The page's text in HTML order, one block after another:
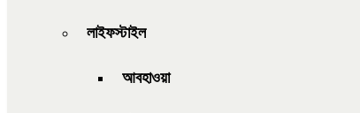
লাইফস্টাইল
আবহাওয়া